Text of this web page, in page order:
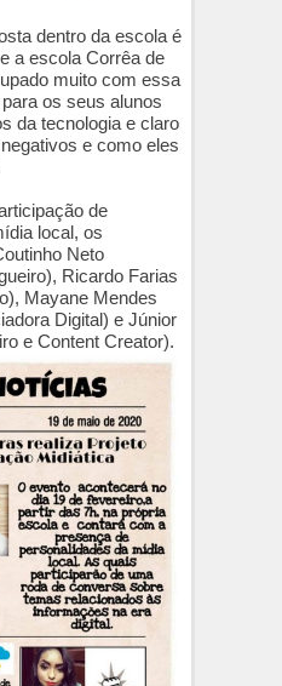
dentro da escola é
a escola Corrêa de
muito com essa
os seus alunos
da tecnologia e claro
e como eles
de
local, os
Neto
Ricardo Farias
Mayane Mendes
Digital) e Júnior
e Content Creator).